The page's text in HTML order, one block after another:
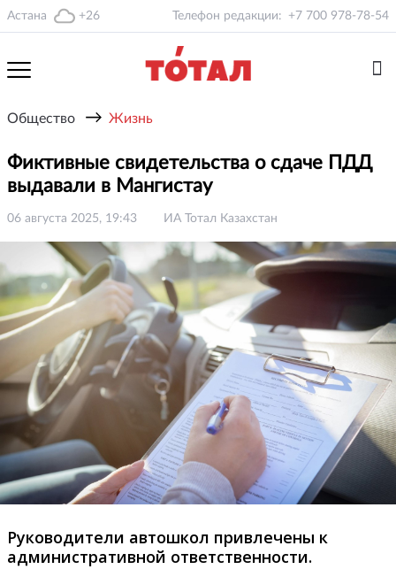
Астана +26 Телефон редакции: +7 700 978-78-54
Общество → Жизнь
Фиктивные свидетельства о сдаче ПДД
выдавали в Мангистау
06 августа 2025, 19:43 ИА Тотал Казахстан
Руководители автошкол привлечены к
административной ответственности.